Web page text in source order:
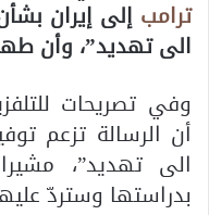
ترامب إلى إيران
الى تهديد”، وأن
وفي تصريحات
أن الرسالة تزعم
الى تهديد”،
بدراستها وستردّ